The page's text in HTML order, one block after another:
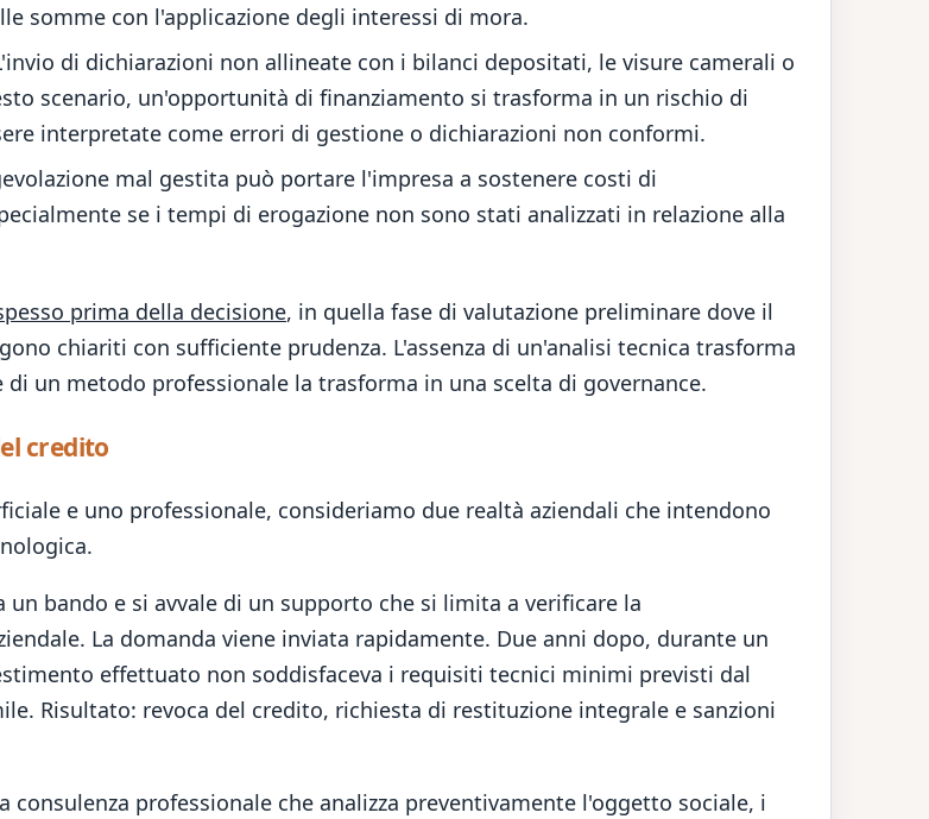
somme con l'applicazione degli interessi di mora.
di dichiarazioni non allineate con i bilanci depositati, le visure camerali o
scenario, un'opportunità di finanziamento si trasforma in un rischio di
interpretate come errori di gestione o dichiarazioni non conformi.
mal gestita può portare l'impresa a sostenere costi di
se i tempi di erogazione non sono stati analizzati in relazione alla
prima della decisione, in quella fase di valutazione preliminare dove il
chiariti con sufficiente prudenza. L'assenza di un'analisi tecnica trasforma
un metodo professionale la trasforma in una scelta di governance.
credito
e uno professionale, consideriamo due realtà aziendali che intendono
un bando e si avvale di un supporto che si limita a verificare la
La domanda viene inviata rapidamente. Due anni dopo, durante un
effettuato non soddisfaceva i requisiti tecnici minimi previsti dal
Risultato: revoca del credito, richiesta di restituzione integrale e sanzioni
consulenza professionale che analizza preventivamente l'oggetto sociale, i